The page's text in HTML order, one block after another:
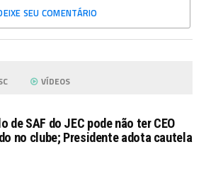
SEU COMENTÁRIO
VÍDEOS
de SAF do JEC pode não ter CEO
no clube; Presidente adota cautela